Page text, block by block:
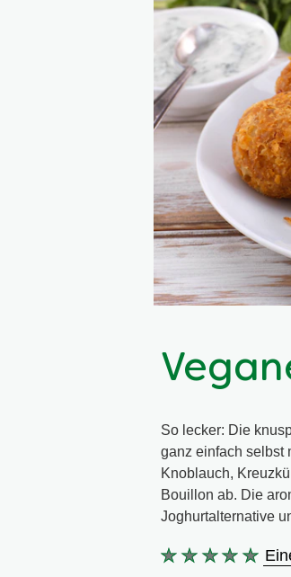
So lecker: Die
ganz einfach selbst
Knoblauch,
Bouillon ab. Die
Joghurtalternative
Keine